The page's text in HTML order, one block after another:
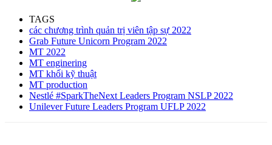
TAGS
các chương trình quản trị viên tập sự 2022
Grab Future Unicorn Program 2022
MT 2022
MT enginering
MT khối kỹ thuật
MT production
Nestlé #SparkTheNext Leaders Program NSLP 2022
Unilever Future Leaders Program UFLP 2022